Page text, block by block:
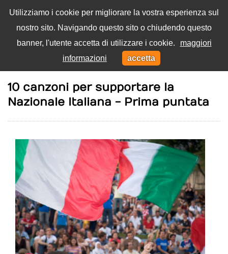
Utilizziamo i cookie per migliorare la vostra esperienza sul
nostro sito. Navigando questo sito o chiudendo questo
banner, l'utente accetta di utilizzare i cookie.
maggiori
informazioni
accetta
Menu
10 canzoni per supportare la
Nazionale Italiana - Prima puntata